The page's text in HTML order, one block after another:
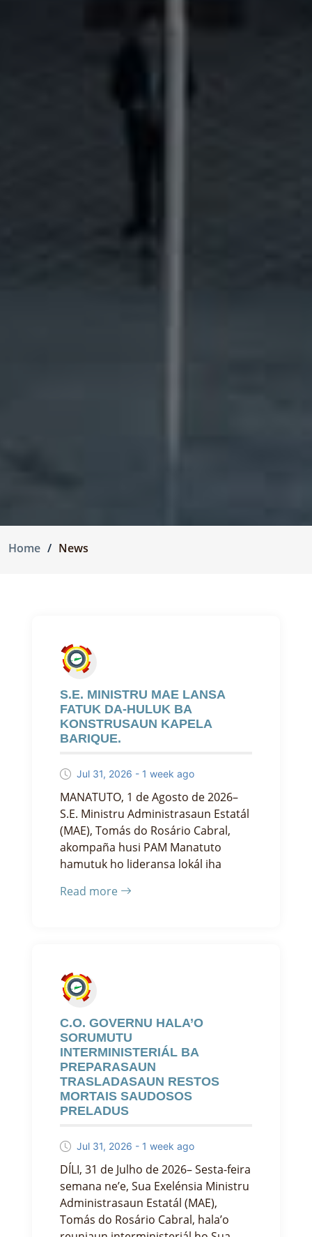
Home News
S.E. MINISTRU MAE LANSA
FATUK DA-HULUK BA
KONSTRUSAUN KAPELA
BARIQUE.
Jul 31, 2026 - 1 week ago
MANATUTO, 1 de Agosto de 2026–
S.E. Ministru Administrasaun Estatál
(MAE), Tomás do Rosário Cabral,
akompaña husi PAM Manatuto
hamutuk ho lideransa lokál iha
Read more
C.O. GOVERNU HALA’O
SORUMUTU
INTERMINISTERIÁL BA
PREPARASAUN
TRASLADASAUN RESTOS
MORTAIS SAUDOSOS
PRELADUS
Jul 31, 2026 - 1 week ago
DÍLI, 31 de Julho de 2026– Sesta-feira
semana ne’e, Sua Exelénsia Ministru
Administrasaun Estatál (MAE),
Tomás do Rosário Cabral, hala’o